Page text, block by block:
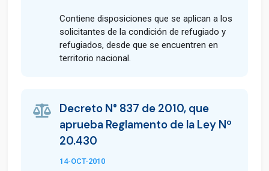
Contiene disposiciones que se aplican a los
solicitantes de la condición de refugiado y
refugiados, desde que se encuentren en
territorio nacional.
Decreto N° 837 de 2010, que
aprueba Reglamento de la Ley Nº
20.430
14-OCT-2010